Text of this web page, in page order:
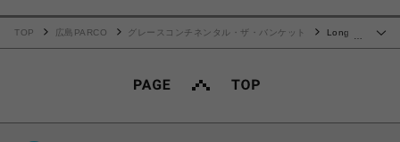
TOP 広島PARCO グレースコンチネンタル・ザ・バンケット
Long